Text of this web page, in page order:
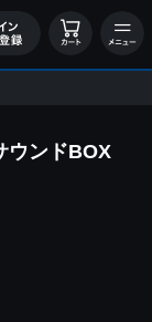
ウンドBOX